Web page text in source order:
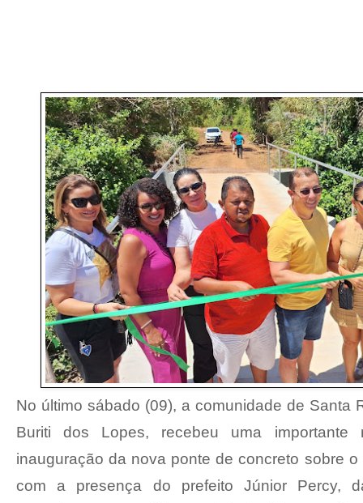
No último sábado (09), a comunidade de Santa
Buriti dos Lopes, recebeu uma importante
inauguração da nova ponte de concreto sobre
com a presença do prefeito Júnior Percy,